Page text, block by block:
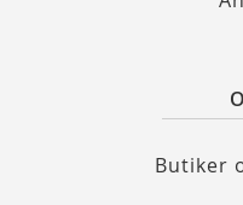
Butiker